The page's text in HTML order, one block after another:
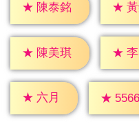
★ 陳泰銘 ★
★ 陳美琪 ★
★ 六月 ★ 5566